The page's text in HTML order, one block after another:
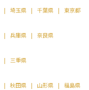
埼玉県 千葉県
東京都
兵庫県
奈良県
三重県
秋田県 山形県 福島県